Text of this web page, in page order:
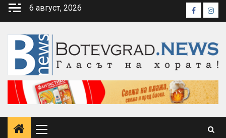
Skip
6 август, 2026 Facebook
Primary